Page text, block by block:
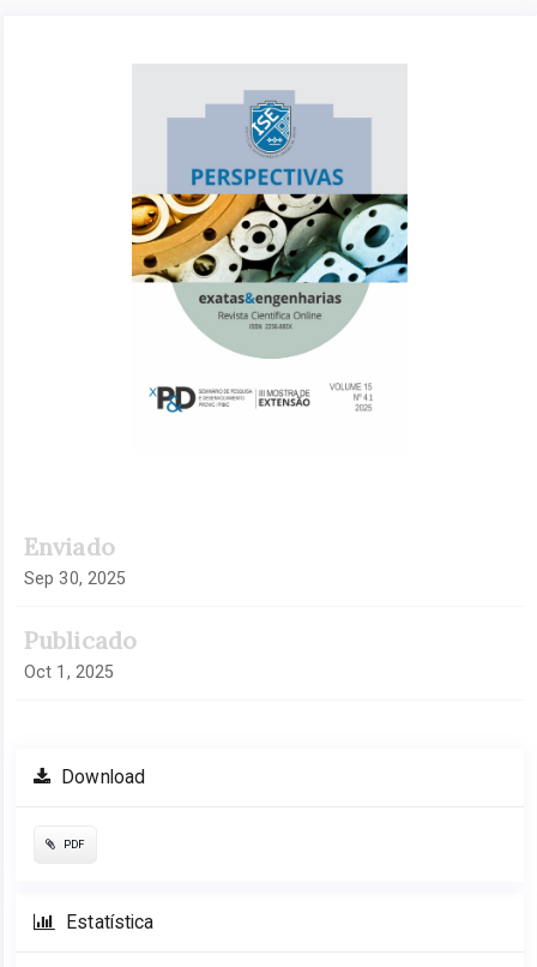
Enviado
Sep 30, 2025
Publicado
Oct 1, 2025
Download
PDF
Estatística